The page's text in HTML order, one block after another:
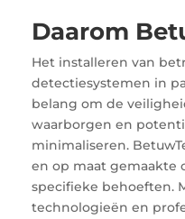
Daarom
Het installeren van
detectiesystemen in
belang om de
waarborgen en
minimaliseren.
en op maat gemaakte
specifieke behoeften.
technologieën en